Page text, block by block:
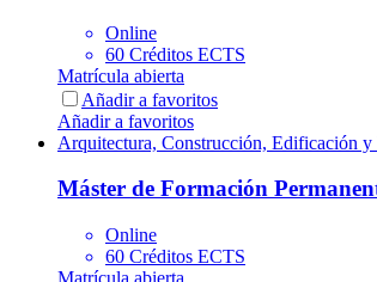
Online
60 Créditos ECTS
Matrícula abierta
Añadir a favoritos
Añadir a favoritos
Arquitectura, Construcción, Edificación
Máster de Formación
Online
60 Créditos ECTS
Matrícula abierta